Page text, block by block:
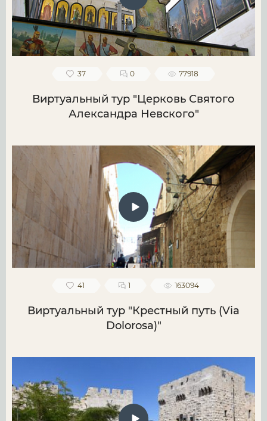
37 0 77918
Виртуальный тур "Церковь Святого
Александра Невского"
41 1 163094
Виртуальный тур "Крестный путь (Via
Dolorosa)"